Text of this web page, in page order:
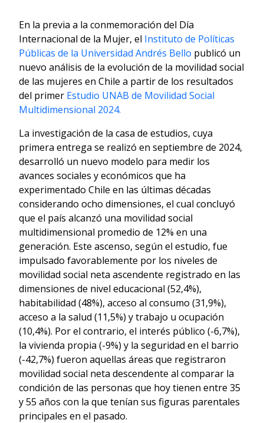
En la previa a la conmemoración del Día
Internacional de la Mujer, el Instituto de Políticas
Públicas de la Universidad Andrés Bello publicó un
nuevo análisis de la evolución de la movilidad social
de las mujeres en Chile a partir de los resultados
del primer Estudio UNAB de Movilidad Social
Multidimensional 2024.
La investigación de la casa de estudios, cuya
primera entrega se realizó en septiembre de 2024,
desarrolló un nuevo modelo para medir los
avances sociales y económicos que ha
experimentado Chile en las últimas décadas
considerando ocho dimensiones, el cual concluyó
que el país alcanzó una movilidad social
multidimensional promedio de 12% en una
generación. Este ascenso, según el estudio, fue
impulsado favorablemente por los niveles de
movilidad social neta ascendente registrado en las
dimensiones de nivel educacional (52,4%),
habitabilidad (48%), acceso al consumo (31,9%),
acceso a la salud (11,5%) y trabajo u ocupación
(10,4%). Por el contrario, el interés público (-6,7%),
la vivienda propia (-9%) y la seguridad en el barrio
(-42,7%) fueron aquellas áreas que registraron
movilidad social neta descendente al comparar la
condición de las personas que hoy tienen entre 35
y 55 años con la que tenían sus figuras parentales
principales en el pasado.